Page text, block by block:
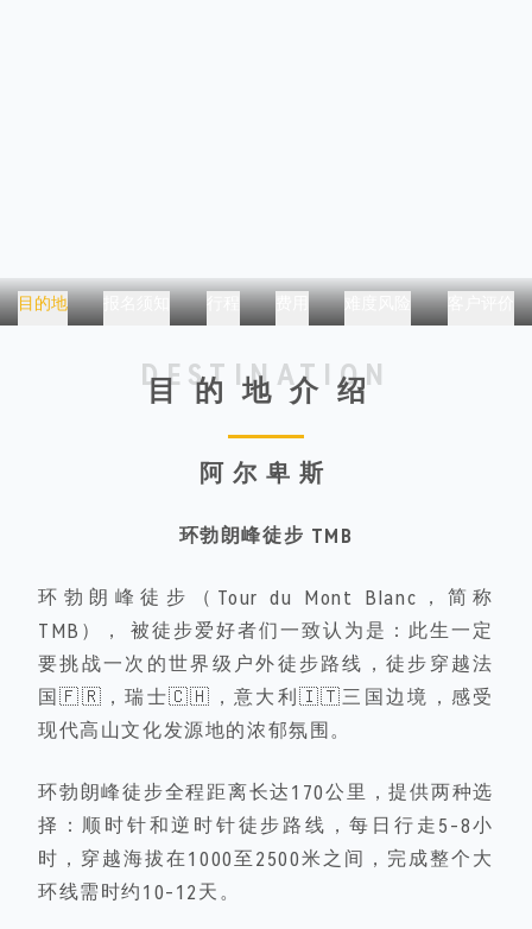
目的地 报名须知 行程 费用 难度风险 客户评价
DESTINATION
目的地介绍
阿尔卑斯
环勃朗峰徒步 TMB
环勃朗峰徒步
（Tour du Mont Blanc，简称
TMB）， 被徒步爱好者们一致认为是： 此生一定
要挑战一次 的世界级户外徒步路线，徒步 穿越法
国🇫🇷，瑞士🇨🇭，意大利🇮🇹三国边境， 感受
现代高山文化发源地的浓郁氛围。
环勃朗峰徒步全程 距离长达170公里，提供两种选
择：顺时针和逆时针徒步路线，每日行走5-8小
时，穿越海拔在1000至2500米之间，完成整个大
环线需时约10-12天。